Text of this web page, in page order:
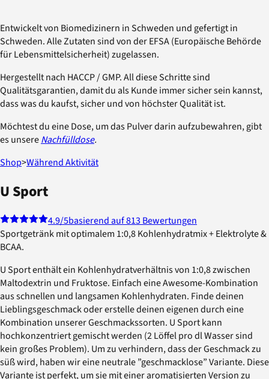
Entwickelt von Biomedizinern in Schweden und gefertigt in
Schweden. Alle Zutaten sind von der EFSA (Europäische Behörde
für Lebensmittelsicherheit) zugelassen.
Hergestellt nach HACCP / GMP. All diese Schritte sind
Qualitätsgarantien, damit du als Kunde immer sicher sein kannst,
dass was du kaufst, sicher und von höchster Qualität ist.
Möchtest du eine Dose, um das Pulver darin aufzubewahren, gibt
es unsereNachfülldose.
Shop>Während Aktivität
U Sport
4.9/5basierend auf 813 Bewertungen
Sportgetränk mit optimalem 1:0,8 Kohlenhydratmix + Elektrolyte &
BCAA.
U Sport enthält ein Kohlenhydratverhältnis von 1:0,8 zwischen
Maltodextrin und Fruktose. Einfach eine Awesome-Kombination
aus schnellen und langsamen Kohlenhydraten. Finde deinen
Lieblingsgeschmack oder erstelle deinen eigenen durch eine
Kombination unserer Geschmackssorten. U Sport kann
hochkonzentriert gemischt werden (2 Löffel pro dl Wasser sind
kein großes Problem). Um zu verhindern, dass der Geschmack zu
süß wird, haben wir eine neutrale ”geschmacklose” Variante. Diese
Variante ist perfekt, um sie mit einer aromatisierten Version zu